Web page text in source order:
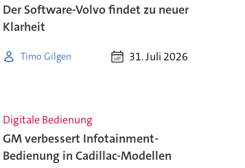
Der Software-Volvo findet zu neuer
Klarheit
Timo Gilgen 31. Juli 2026
Digitale Bedienung
GM verbessert Infotainment-
Bedienung in Cadillac-Modellen